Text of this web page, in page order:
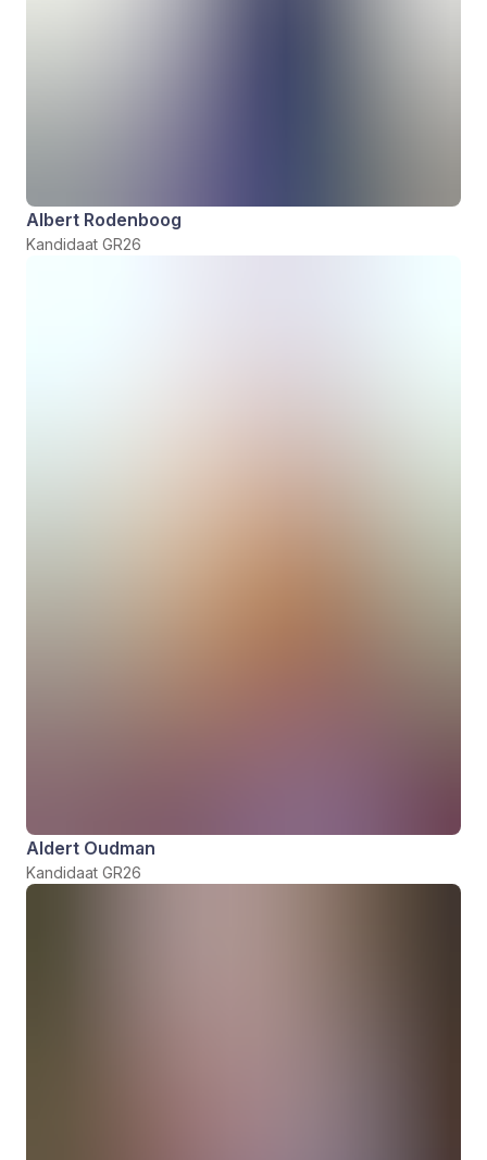
Albert Rodenboog
Kandidaat GR26
Aldert Oudman
Kandidaat GR26